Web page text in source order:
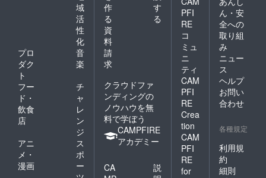
域
活
性
化
プロ
ダク
ト
音
楽
フー
ド・
飲食
店
チ
ャ
レ
ン
ジ
アニ
メ・
漫画
ス
ポ
ー
作
る
す
る
資
料
請
求
クラウドファ
ンディングの
ノウハウを無
料で学ぼう
CAMPFIRE
アカデミー
CA
説
PFI
RE
コ
ミュ
ニ
ティ
CAM
PFI
RE
Crea
tion
CAM
PFI
RE
for
ん・安
全への
取り組
み
ニュー
ス
ヘルプ
お問い
合わせ
各種規定
利用規
約
細則